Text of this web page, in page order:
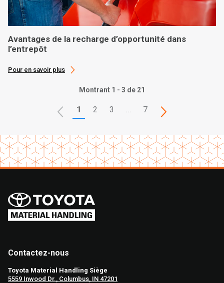
Avantages de la recharge d’opportunité dans
l’entrepôt
Pour en savoir plus
Montrant 1 - 3 de 21
1 2 3 7
Contactez-nous
Toyota Material Handling Siège
5559 Inwood Dr., Columbus, IN 47201